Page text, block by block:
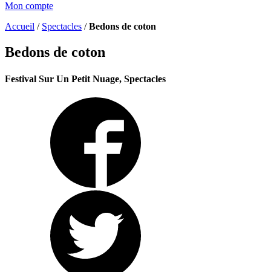
Mon compte
Accueil / Spectacles /Bedons de coton
Bedons de coton
Festival Sur Un Petit Nuage, Spectacles